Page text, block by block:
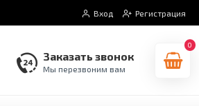
Вход Регистрация
Заказать звонок
Мы перезвоним вам
0